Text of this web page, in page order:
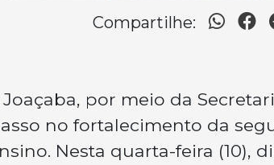
Compartilhe:
por meio da
no fortalecimento da
Nesta quarta-feira (10),